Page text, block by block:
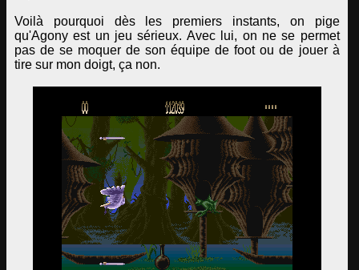
Voilà pourquoi dès les premiers instants, on pige
qu'Agony est un jeu sérieux. Avec lui, on ne se permet
pas de se moquer de son équipe de foot ou de jouer à
tire sur mon doigt, ça non.